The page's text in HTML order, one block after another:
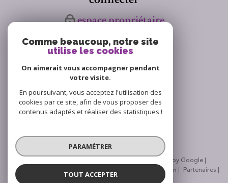
espace propriétaire
Nous
suivre
Avis
clients
© 2026 | Tous droits réservés | Traduction powered by Google |
Nos honoraires
Plan du site Mentions légales Admin
Partenaires
Politique RGPD
Comme beaucoup, notre site
utilise les cookies
On aimerait vous accompagner pendant
votre visite.
En poursuivant, vous acceptez l'utilisation des
cookies par ce site, afin de vous proposer des
contenus adaptés et réaliser des statistiques !
PARAMÉTRER
TOUT ACCEPTER